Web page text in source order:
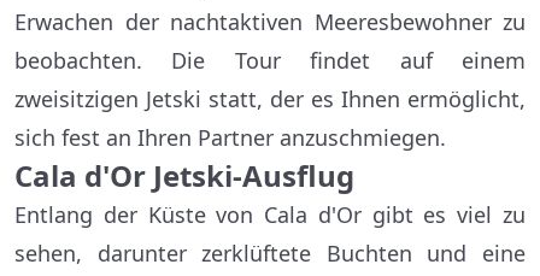
Erwachen der nachtaktiven Meeresbewohner zu
beobachten. Die Tour findet auf einem
zweisitzigen Jetski statt, der es Ihnen ermöglicht,
sich fest an Ihren Partner anzuschmiegen.
Cala d'Or Jetski-Ausflug
Entlang der Küste von Cala d'Or gibt es viel zu
sehen, darunter zerklüftete Buchten und eine